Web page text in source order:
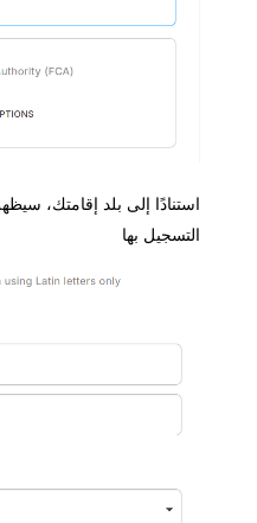
إلى بلد إقامتك، سيظهر لك
بها